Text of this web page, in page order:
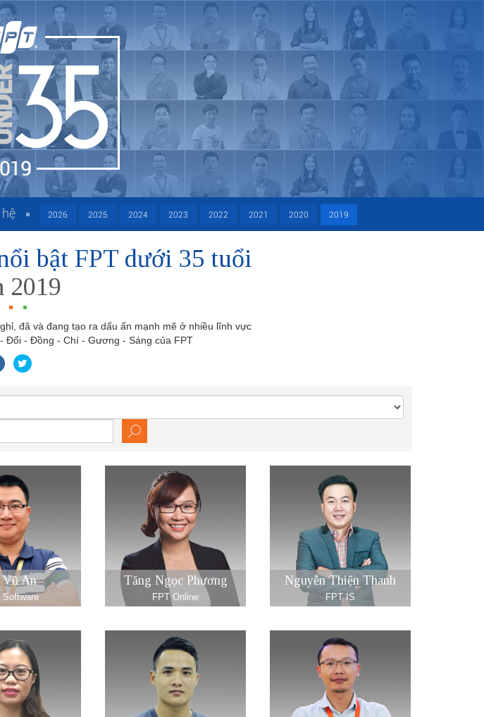
2026 2025 2024 2023 2022 2021 2020 2019
bật FPT dưới 35 tuổi
2019
đã và đang tạo ra dấu ấn mạnh mẽ ở nhiều lĩnh vực
Đổi - Đồng - Chí - Gương - Sáng của FPT
Vũ An
Software
Tăng Ngọc Phương
FPT Online
Nguyễn Thiện Thanh
FPT IS